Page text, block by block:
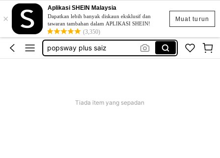
Muat turun
×
Aplikasi SHEIN Malaysia
Dapatkan lebih banyak diskaun eksklusif dan
tawaran tambahan dalam APLIKASI SHEIN!
(3,350)
skirt
retro dress
popsway plus saiz
Tiada item yang sepadan